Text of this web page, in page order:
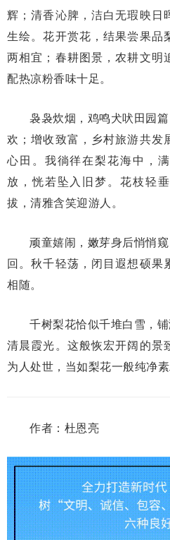
辉；清香沁脾，洁白无瑕映日
生绘。花开赏花，结果尝果品
两相宜；春耕图景，农耕文明
配热凉粉香味十足。
袅袅炊烟，鸡鸣犬吠田园
欢；增收致富，乡村旅游共发
心田。我徜徉在梨花海中，
放，恍若坠入旧梦。花枝轻
拔，清雅含笑迎游人。
顽童嬉闹，嫩芽身后悄悄
回。秋千轻荡，闭目遐想硕果
相随。
千树梨花恰似千堆白雪，
清晨霞光。这般恢宏开阔的景
为人处世，当如梨花一般纯净素
作者：杜恩亮